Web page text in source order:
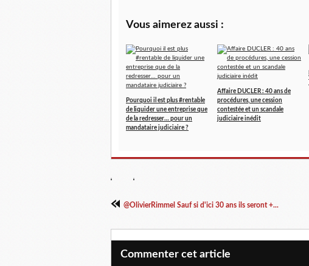
Vous aimerez aussi :
Pourquoi il est plus #rentable
de liquider une entreprise que
de la redresser… pour un
mandataire judiciaire ?
Affaire DUCLER : 40 ans de
procédures, une cession
contestée et un scandale
judiciaire inédit
@OlivierRimmel Sauf si d'ici 30 ans ils seront +...
Commenter cet article